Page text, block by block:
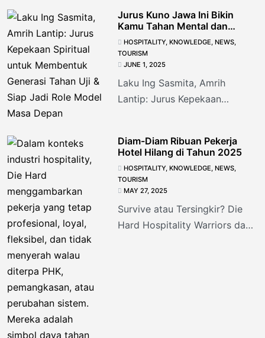
Jurus Kuno Jawa Ini Bikin
Kamu Tahan Mental dan
Disayang Atasan
HOSPITALITY, KNOWLEDGE, NEWS,
TOURISM
JUNE 1, 2025
Laku Ing Sasmita, Amrih
Lantip: Jurus Kepekaan
Role Model Masa Depan
Diam-Diam Ribuan Pekerja
Hotel Hilang di Tahun 2025
HOSPITALITY, KNOWLEDGE, NEWS,
TOURISM
MAY 27, 2025
Survive atau Tersingkir? Die
Hard Hospitality Warriors dan